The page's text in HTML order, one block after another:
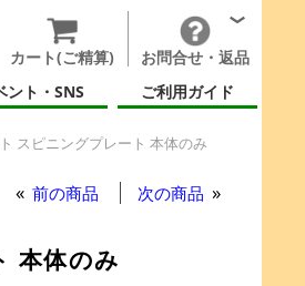
カート(ご精算)
お問合せ・返品
ント・SNS ご利用ガイド
スピニングプレート 本体のみ
前の商品 次の商品
本体のみ